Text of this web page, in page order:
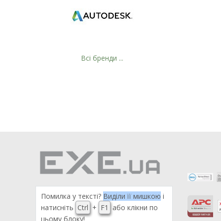
Всі бренди ...
Помилка у тексті? Виділи її мишкою і
натисніть Ctrl + F1
або клікни по
цьому блоку!